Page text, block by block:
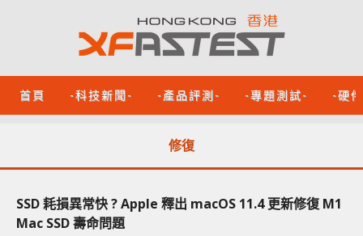
首頁 -科技新聞- -產品評測- -專題測試- -硬
修復
SSD 耗損異常快 ? Apple 釋出 macOS 11.4 更新修復 M1
Mac SSD 壽命問題